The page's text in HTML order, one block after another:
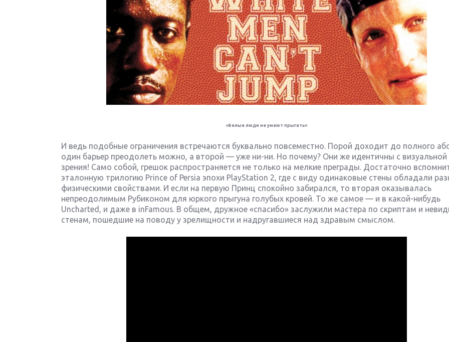
«Белые люди не умеют прыгать»
И ведь подобные ограничения встречаются буквально повсеместно. Порой доходит до полного
один барьер преодолеть можно, а второй — уже ни-ни. Но почему? Они же идентичны с визуальной
зрения! Само собой, грешок распространяется не только на мелкие преграды. Достаточно
эталонную трилогию Prince of Persia эпохи PlayStation 2, где с виду одинаковые стены обладали
физическими свойствами. И если на первую Принц спокойно забирался, то вторая оказывалась
непреодолимым Рубиконом для юркого прыгуна голубых кровей. То же самое — и в какой-нибудь
Uncharted, и даже в inFamous. В общем, дружное «спасибо» заслужили мастера по скриптам и
стенам, пошедшие на поводу у зрелищности и надругавшиеся над здравым смыслом.